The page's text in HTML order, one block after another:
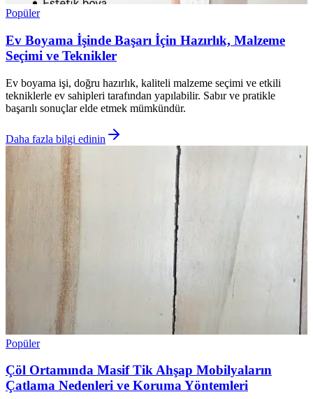
Popüler
Ev Boyama İşinde Başarı İçin Hazırlık, Malzeme
Seçimi ve Teknikler
Ev boyama işi, doğru hazırlık, kaliteli malzeme seçimi ve etkili
tekniklerle ev sahipleri tarafından yapılabilir. Sabır ve pratikle
başarılı sonuçlar elde etmek mümkündür.
Daha fazla bilgi edinin
Popüler
Çöl Ortamında Masif Tik Ahşap Mobilyaların
Çatlama Nedenleri ve Koruma Yöntemleri